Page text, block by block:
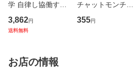
学 自律し協働する
専門職の看護マネ
ジメントスキル 改
恵 藤本幸三 / 南江
堂 [単行
3,862円
送料無料
チャットモンチー /
キューンレコード
[CD]【メール便送
355円
お店の情報